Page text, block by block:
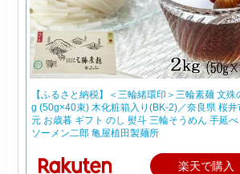
【ふるさと納税】＜三輪緒環印＞三輪素麺 文殊
g (50g×40束) 木化粧箱入り(BK-2)／奈良県 桜井
元 お歳暮 ギフト のし 熨斗 三輪そうめん 手延
ソーメン二郎 亀屋植田製麺所
楽天で購入